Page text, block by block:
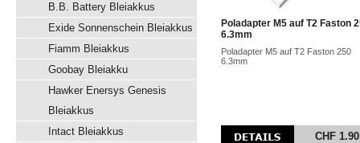
B.B. Battery Bleiakkus
Exide Sonnenschein Bleiakkus
Fiamm Bleiakkus
Goobay Bleiakku
Hawker Enersys Genesis
Bleiakkus
Intact Bleiakkus
Poladapter M5 auf T2 Faston
6.3mm
Poladapter M5 auf T2 Faston 250
6.3mm
CHF 1.90